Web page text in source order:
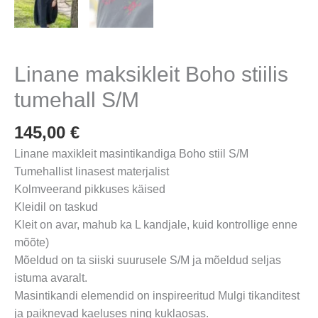
Linane maksikleit Boho stiilis
tumehall S/M
145,00 €
Linane maxikleit masintikandiga Boho stiil S/M
Tumehallist linasest materjalist
Kolmveerand pikkuses käised
Kleidil on taskud
Kleit on avar, mahub ka L kandjale, kuid kontrollige enne
mõõte)
Mõeldud on ta siiski suurusele S/M ja mõeldud seljas
istuma avaralt.
Masintikandi elemendid on inspireeritud Mulgi tikanditest
ja paiknevad kaeluses ning kuklaosas.